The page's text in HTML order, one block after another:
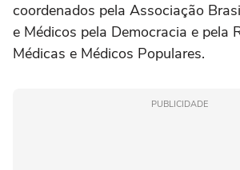
coordenados pela Associação
e Médicos pela Democracia e pela
Médicas e Médicos Populares.
PUBLICIDADE